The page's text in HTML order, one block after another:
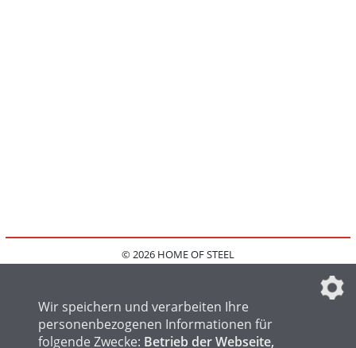
© 2026 HOME OF STEEL
IMPRESSUM
FAQ
DATENSCHUTZEINSTELLUNGEN
Wir speichern und verarbeiten Ihre
personenbezogenen Informationen für
folgende Zwecke: Betrieb der Webseite,